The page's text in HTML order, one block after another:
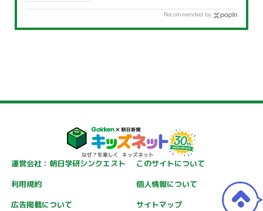
Recommended by
運営会社：朝日学研シンクエスト
このサイトについて
利用規約
個人情報について
広告掲載について
サイトマップ